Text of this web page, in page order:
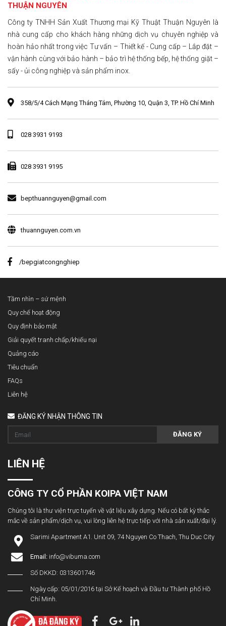
THUẬN NGUYÊN
Công ty TNHH Sản Xuất Thương mại Kỹ Thuật Thuận Nguyên là
nhà cung cấp cho khách hàng những dịch vụ chuyên nghiệp và
hoàn hảo nhất trong việc Tư vấn – Thiết kế - Cung cấp – Lắp đặt –
vận hành cùng với bảo hành – bảo trì hệ thống bếp, hệ thống giặt –
sấy - ủi công nghiệp và sản phẩm inox.
358/5/4 Cách Mạng Tháng Tám, Phường 10, Quận 3, TP. Hồ Chí Minh
028 3931 9193
028 3931 9195
bepthuannguyen@gmail.com
thuannguyen.com.vn
/bepgiatcongnghiep
Tầm nhìn – sứ mệnh
Quy chế hoạt động
Quy định bảo mật
Giải quyết tranh chấp/khiếu nại
Quảng cáo
Tiêu chuẩn
FAQs
Liên hệ
ĐĂNG KÝ NHẬN THÔNG TIN
ĐĂNG KÝ
LIÊN HỆ
CÔNG TY CỔ PHẦN KOIPA VIỆT NAM
Chúng tôi là thư viện trực tuyến về vật liệu xây dựng. Nếu có bất kỳ thắc
mắc về sản phẩm/dịch vụ, vui lòng liên hệ trực tiếp với nhà sản xuất/đại lý.
Sarimi Apartment A1. Unit 09, 74 Nguyen Co Thach, Thu Duc City
Email: info@vibuma.com
Số DKKD: 0313601746
Ngày cấp: 05/01/2016 tại Sở Kế hoạch và Đầu tư Thành phố Hồ
Chí Minh.